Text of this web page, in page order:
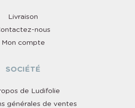
Livraison
nous
Mon compte
SOCIÉTÉ
de Ludifolie
générales de ventes